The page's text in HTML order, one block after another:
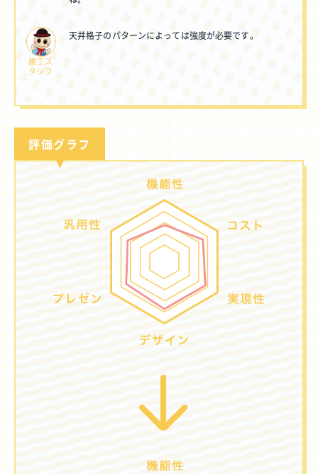
プラン一覧
プラン一覧
リノベーション物件ってなあに？
施工ス
タッフ
天井格子のパターンによっては強度が必要です。
評価グラフ